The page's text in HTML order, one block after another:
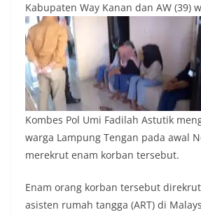
Kabupaten Way Kanan dan AW (39)
Kombes Pol Umi Fadilah Astutik
warga Lampung Tengan pada awal
merekrut enam korban tersebut.
Enam orang korban tersebut
asisten rumah tangga (ART) di